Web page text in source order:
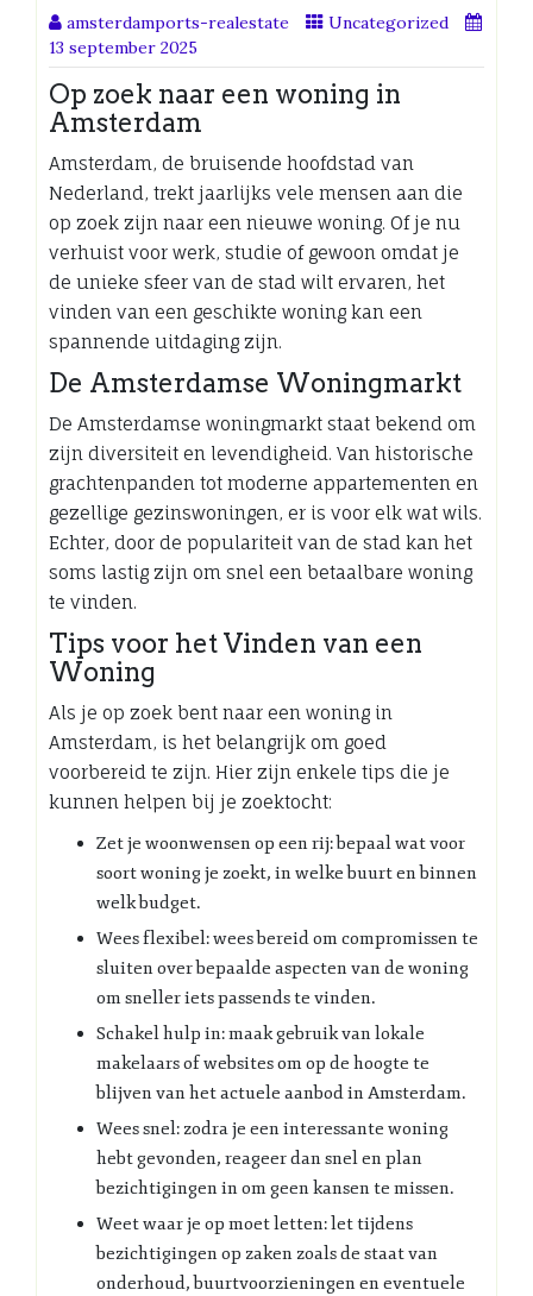
amsterdamports-realestate
Uncategorized
13 september 2025
Op zoek naar een woning in
Amsterdam
Amsterdam, de bruisende hoofdstad van
Nederland, trekt jaarlijks vele mensen aan die
op zoek zijn naar een nieuwe woning. Of je nu
verhuist voor werk, studie of gewoon omdat je
de unieke sfeer van de stad wilt ervaren, het
vinden van een geschikte woning kan een
spannende uitdaging zijn.
De Amsterdamse Woningmarkt
De Amsterdamse woningmarkt staat bekend om
zijn diversiteit en levendigheid. Van historische
grachtenpanden tot moderne appartementen en
gezellige gezinswoningen, er is voor elk wat wils.
Echter, door de populariteit van de stad kan het
soms lastig zijn om snel een betaalbare woning
te vinden.
Tips voor het Vinden van een
Woning
Als je op zoek bent naar een woning in
Amsterdam, is het belangrijk om goed
voorbereid te zijn. Hier zijn enkele tips die je
kunnen helpen bij je zoektocht:
Zet je woonwensen op een rij: bepaal wat voor
soort woning je zoekt, in welke buurt en binnen
welk budget.
Wees flexibel: wees bereid om compromissen te
sluiten over bepaalde aspecten van de woning
om sneller iets passends te vinden.
Schakel hulp in: maak gebruik van lokale
makelaars of websites om op de hoogte te
blijven van het actuele aanbod in Amsterdam.
Wees snel: zodra je een interessante woning
hebt gevonden, reageer dan snel en plan
bezichtigingen in om geen kansen te missen.
Weet waar je op moet letten: let tijdens
bezichtigingen op zaken zoals de staat van
onderhoud, buurtvoorzieningen en eventuele